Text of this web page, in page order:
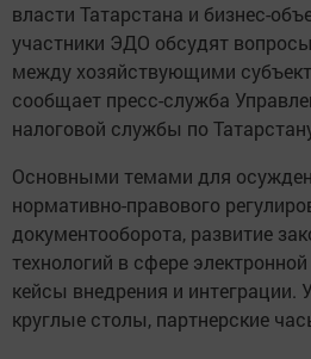
власти Татарстана и бизнес-
участники ЭДО обсудят
между хозяйствующими
сообщает пресс-служба
налоговой службы по
Основными темами для
нормативно-правового
документооборота, развитие
технологий в сфере
кейсы внедрения и
круглые столы, партнерские